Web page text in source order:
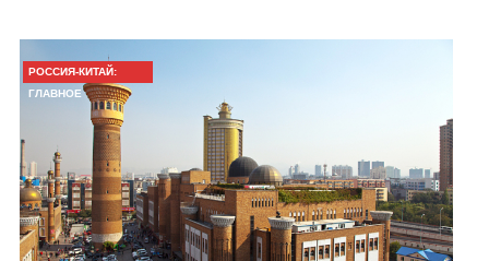
РОССИЯ-КИТАЙ:
ГЛАВНОЕ